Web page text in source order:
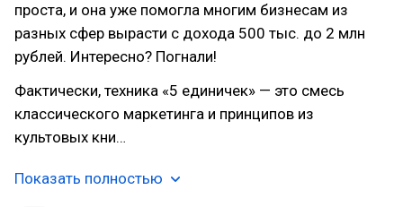
проста, и она уже помогла многим бизнесам из
разных сфер вырасти с дохода 500 тыс. до 2 млн
рублей. Интересно? Погнали!
Фактически, техника «5 единичек» — это смесь
классического маркетинга и принципов из
культовых кни…
Показать полностью